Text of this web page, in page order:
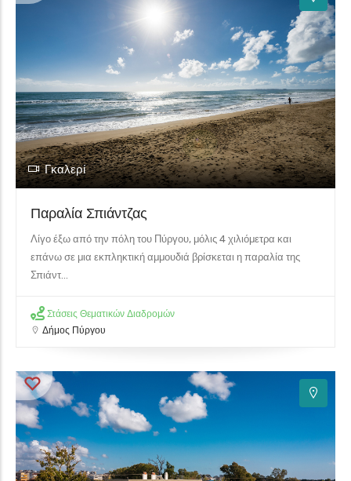
Γκαλερί
Παραλία Σπιάντζας
Λίγο έξω από την πόλη του Πύργου, μόλις 4 χιλιόμετρα και
επάνω σε μια εκπληκτική αμμουδιά βρίσκεται η παραλία της
Σπιάντ...
Στάσεις Θεματικών Διαδρομών
Δήμος Πύργου
5